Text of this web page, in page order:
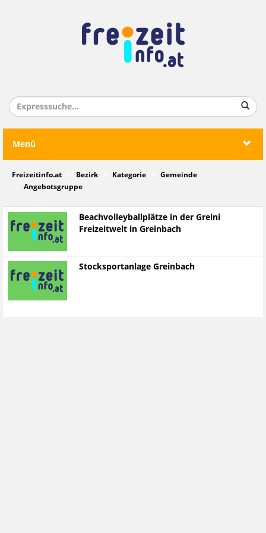
Menü
Freizeitinfo.at Bezirk Kategorie
Gemeinde
Angebotsgruppe
Beachvolleyballplätze in der Greini
Freizeitwelt in Greinbach
Stocksportanlage Greinbach